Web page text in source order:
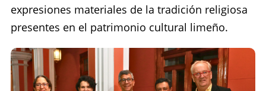
expresiones materiales de la tradición religiosa
presentes en el patrimonio cultural limeño.